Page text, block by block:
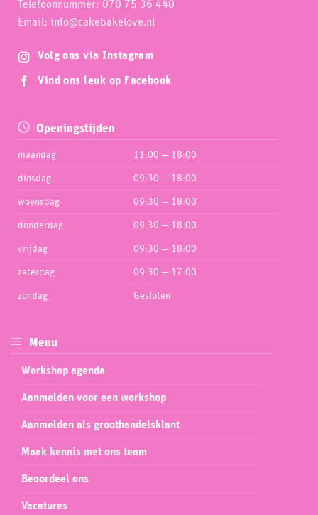
Telefoonnummer: 070 75 36 440
Email: info@cakebakelove.nl
Volg ons via Instagram
Vind ons leuk op Facebook
Openingstijden
maandag 11:00 — 18:00
dinsdag 09:30 — 18:00
woensdag 09:30 — 18:00
donderdag 09:30 — 18:00
vrijdag 09:30 — 18:00
zaterdag 09:30 — 17:00
zondag Gesloten
Menu
Workshop agenda
Aanmelden voor een workshop
Aanmelden als groothandelsklant
Maak kennis met ons team
Beoordeel ons
Vacatures